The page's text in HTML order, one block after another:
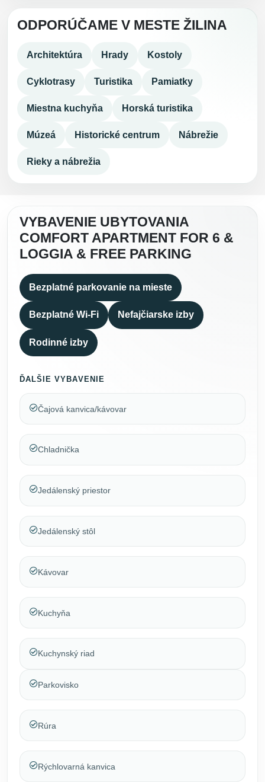
ODPORÚČAME V MESTE ŽILINA
Architektúra Hrady Kostoly
Cyklotrasy Turistika Pamiatky
Miestna kuchyňa Horská turistika
Múzeá Historické centrum Nábrežie
Rieky a nábrežia
VYBAVENIE UBYTOVANIA
COMFORT APARTMENT FOR 6 &
LOGGIA & FREE PARKING
Bezplatné parkovanie na mieste
Bezplatné Wi-Fi Nefajčiarske izby
Rodinné izby
ĎALŠIE VYBAVENIE
Čajová kanvica/kávovar
Chladnička
Jedálenský priestor
Jedálenský stôl
Kávovar
Kuchyňa
Kuchynský riad
Parkovisko
Rúra
Rýchlovarná kanvica